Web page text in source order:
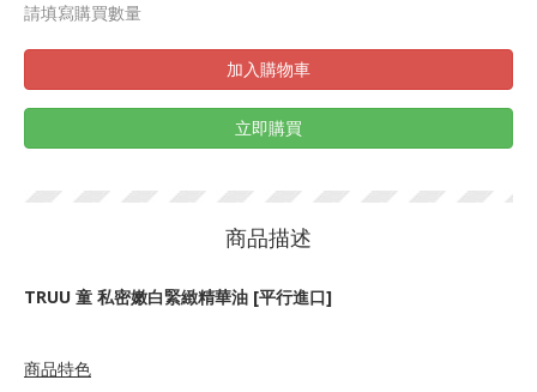
請填寫購買數量
加入購物車
立即購買
商品描述
TRUU 童 私密嫩白緊緻精華油 [平行進口]
商品特色